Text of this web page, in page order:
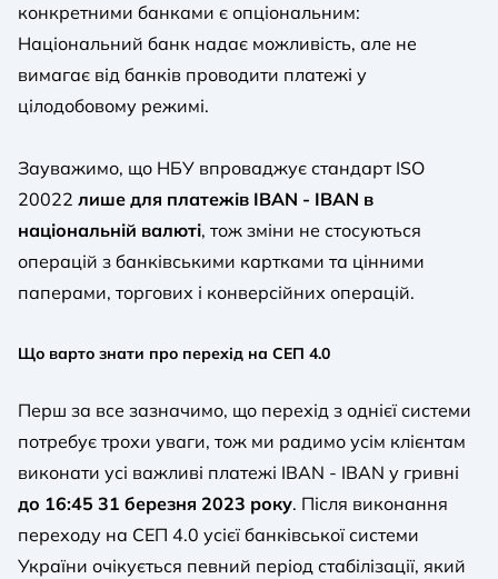
конкретними банками є опціональним:
Національний банк надає можливість, але не
вимагає від банків проводити платежі у
цілодобовому режимі.
Зауважимо, що НБУ впроваджує стандарт ISO
20022 лише для платежів IBAN - IBAN в
національній валюті, тож зміни не стосуються
операцій з банківськими картками та цінними
паперами, торгових і конверсійних операцій.
Що варто знати про перехід на СЕП 4.0
Перш за все зазначимо, що перехід з однієї системи
потребує трохи уваги, тож ми радимо усім клієнтам
виконати усі важливі платежі IBAN - IBAN у гривні
до 16:45 31 березня 2023 року. Після виконання
переходу на СЕП 4.0 усієї банківської системи
України очікується певний період стабілізації, який